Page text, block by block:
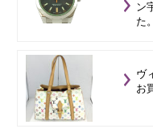
ン
た
ヴ
お